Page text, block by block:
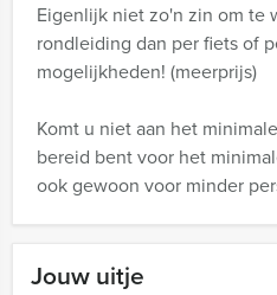
Jouw uitje
Eigenlijk niet zo'n zin om te
rondleiding dan per fiets of
mogelijkheden! (meerprijs)
Komt u niet aan het
bereid bent voor het
ook gewoon voor minder